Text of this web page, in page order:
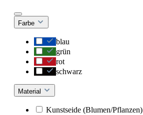
Farbe
blau
grün
rot
schwarz
Material
Kunstseide (Blumen/Pflanzen)